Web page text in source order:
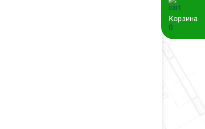
Корзина
0